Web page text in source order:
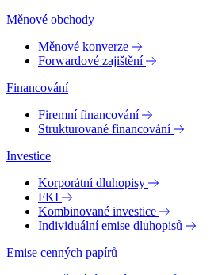
Měnové obchody
Měnové konverze
Forwardové zajištění
Financování
Firemní financování
Strukturované financování
Investice
Korporátní dluhopisy
FKI
Kombinované investice
Individuální emise dluhopisů
Emise cenných papírů